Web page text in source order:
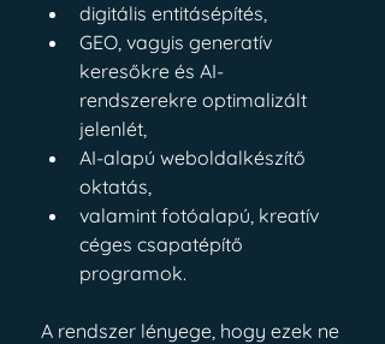
digitális entitásépítés,
GEO, vagyis generatív
keresőkre és AI-
rendszerekre optimalizált
jelenlét,
AI-alapú weboldalkészítő
oktatás,
valamint fotóalapú, kreatív
céges csapatépítő
programok.
A rendszer lényege, hogy ezek ne